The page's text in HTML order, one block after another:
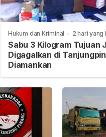
Hukum dan Kriminal - 2 hari yang
Sabu 3 Kilogram Tujuan
Digagalkan di
Diamankan